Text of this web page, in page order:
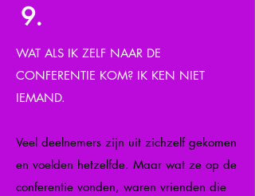
9.
WAT ALS IK ZELF NAAR DE
CONFERENTIE KOM? IK KEN NIET
IEMAND.
Veel deelnemers zijn uit zichzelf gekomen
en voelden hetzelfde. Maar wat ze op de
conferentie vonden, waren vrienden die